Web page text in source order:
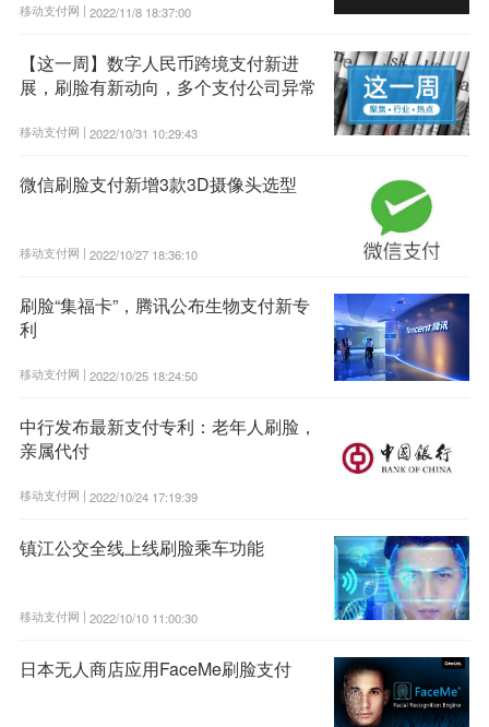
移动支付网 | 2022/11/8 18:37:00
【这一周】数字人民币跨境支付新进
展，刷脸有新动向，多个支付公司异常
移动支付网 | 2022/10/31 10:29:43
微信刷脸支付新增3款3D摄像头选型
移动支付网 | 2022/10/27 18:36:10
刷脸“集福卡”，腾讯公布生物支付新专
利
移动支付网 | 2022/10/25 18:24:50
中行发布最新支付专利：老年人刷脸，
亲属代付
移动支付网 | 2022/10/24 17:19:39
镇江公交全线上线刷脸乘车功能
移动支付网 | 2022/10/10 11:00:30
日本无人商店应用FaceMe刷脸支付